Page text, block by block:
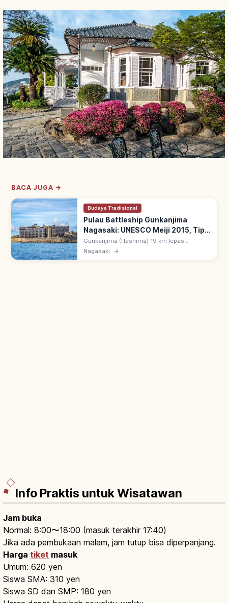
BACA JUGA →
Budaya Tradisional
Pulau Battleship Gunkanjima
Nagasaki: UNESCO Meiji 2015, Tips
Berkunjung
Gunkanjima (Hashima) 19 km lepas
Pelabuhan Nagasaki: pulau tambang batu
bara bawah laut, reruntuhannya mirip kapal
Nagasaki →
Info Praktis untuk Wisatawan
Jam buka
Normal: 8:00〜18:00 (masuk terakhir 17:40)
Jika ada pembukaan malam, jam tutup bisa diperpanjang.
Harga tiket masuk
Umum: 620 yen
Siswa SMA: 310 yen
Siswa SD dan SMP: 180 yen